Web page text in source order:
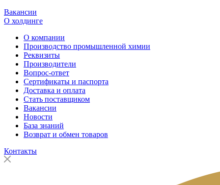
Вакансии
О холдинге
О компании
Производство промышленной химии
Реквизиты
Производители
Вопрос-ответ
Сертификаты и паспорта
Доставка и оплата
Стать поставщиком
Вакансии
Новости
База знаний
Возврат и обмен товаров
Контакты